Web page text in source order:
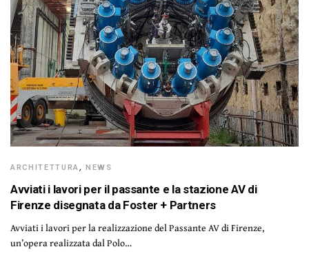
ARCHITETTURA,NEWS
Avviati i lavori per il passante e la stazione AV di
Firenze disegnata da Foster + Partners
Avviati i lavori per la realizzazione del Passante AV di Firenze,
un’opera realizzata dal Polo…